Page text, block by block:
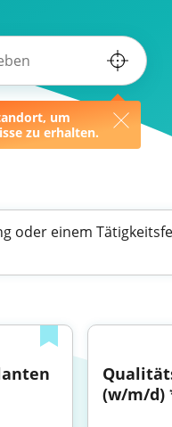
um
zu erhalten.
oder einem
(w/m/d)